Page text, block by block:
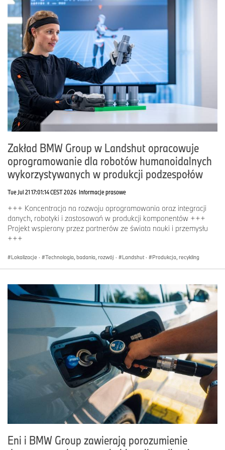
http://www.bmwgroup.com
LinkedIn:https://www.linkedin.com/company/bmw-group/
YouTube:http://www.youtube.com/BMWPolska
Facebook:https://www.facebook.com/BMW.Polska
Instagram:https://www.instagram.com/bmwpolska
X:https://x.com/bmwgroup
Zakład BMW Group w Landshut opracowuje
oprogramowanie dla robotów humanoidalnych
wykorzystywanych w produkcji podzespołów
Tue Jul 21 17:01:14 CEST 2026 Informacje prasowe
+++ Koncentracja na rozwoju oprogramowania oraz integracji
danych, robotyki i zastosowań w produkcji komponentów +++
Projekt wspierany przez partnerów ze świata nauki i przemysłu
+++
Lokalizacje · Technologia, badania, rozwój · Landshut · Produkcja, recykling
Eni i BMW Group zawierają porozumienie